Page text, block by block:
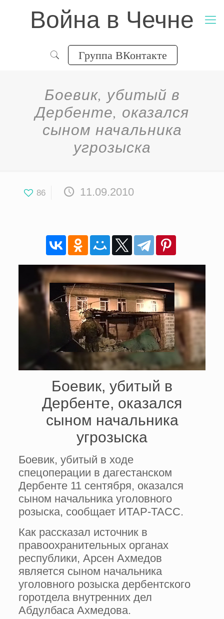
Война в Чечне
Группа ВКонтакте
Боевик, убитый в
Дербенте, оказался
сыном начальника
угрозыска
86 11.09.2010
Боевик, убитый в
Дербенте, оказался
сыном начальника
угрозыска
Боевик, убитый в ходе
спецоперации в дагестанском
Дербенте 11 сентября, оказался
сыном начальника уголовного
розыска, сообщает ИТАР-ТАСС.
Как рассказал источник в
правоохранительных органах
республики, Арсен Ахмедов
является сыном начальника
уголовного розыска дербентского
горотдела внутренних дел
Абдулбаса Ахмедова.